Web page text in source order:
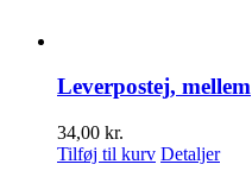
Leverpostej, mellem
34,00 kr.
Tilføj til kurv Detaljer